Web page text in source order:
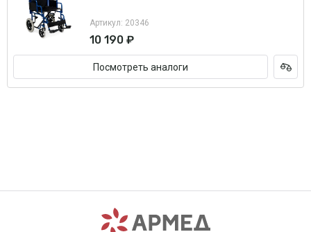
Артикул: 20346
10 190 ₽
Посмотреть аналоги